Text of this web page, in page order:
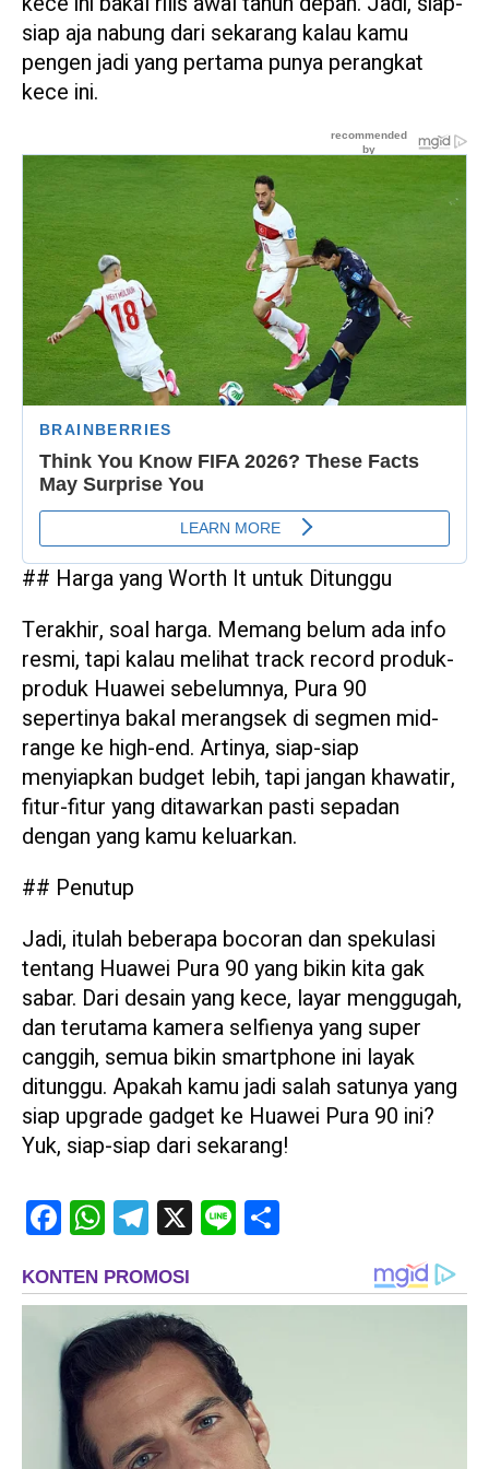
siap aja nabung dari sekarang kalau kamu
pengen jadi yang pertama punya perangkat
kece ini.
## Harga yang Worth It untuk Ditunggu
Terakhir, soal harga. Memang belum ada info
resmi, tapi kalau melihat track record produk-
produk Huawei sebelumnya, Pura 90
sepertinya bakal merangsek di segmen mid-
range ke high-end. Artinya, siap-siap
menyiapkan budget lebih, tapi jangan khawatir,
fitur-fitur yang ditawarkan pasti sepadan
dengan yang kamu keluarkan.
## Penutup
Jadi, itulah beberapa bocoran dan spekulasi
tentang Huawei Pura 90 yang bikin kita gak
sabar. Dari desain yang kece, layar menggugah,
dan terutama kamera selfienya yang super
canggih, semua bikin smartphone ini layak
ditunggu. Apakah kamu jadi salah satunya yang
siap upgrade gadget ke Huawei Pura 90 ini?
Yuk, siap-siap dari sekarang!
FacebookWhatsAppTelegram
X Line